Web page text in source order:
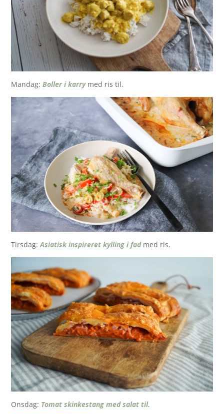
Mandag:Boller i karrymed ris til.
Tirsdag: Asiatisk inspireret kylling i fadmed ris.
Onsdag: Tomat skinkestang med salat til.